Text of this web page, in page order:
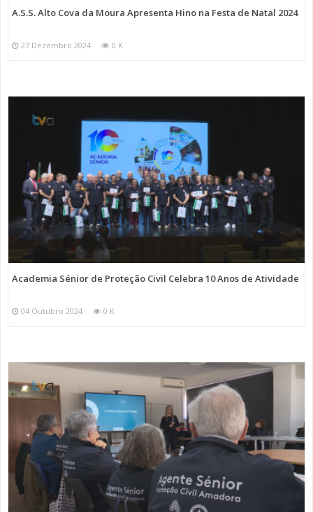
A.S.S. Alto Cova da Moura Apresenta Hino na Festa de Natal 2024
27 Dezembro 2024 0 K
Academia Sénior de Proteção Civil Celebra 10 Anos de Atividade
04 Outubro 2024 0 K